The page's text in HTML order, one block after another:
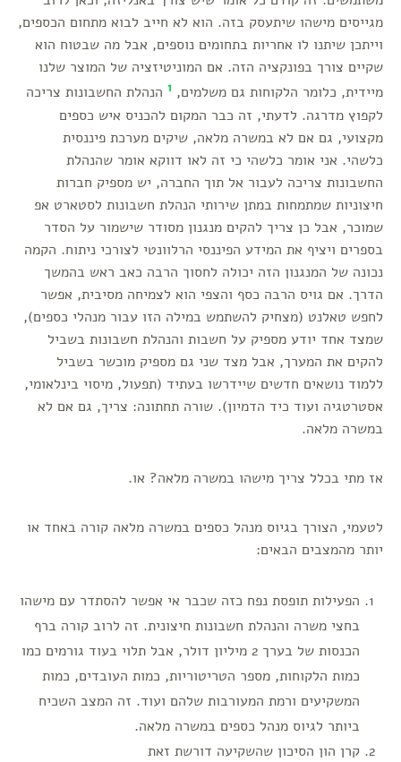
מגייסים מישהו שיתעסק בזה. הוא לא חייב לבוא מתחום הכספים,
וייתכן שיתנו לו אחריות בתחומים נוספים, אבל מה שבטוח הוא
שקיים צורך בפונקציה הזה. אם המוניטיזציה של המוצר שלנו
מיידית, כלומר הלקוחות גם משלמים, 1 הנהלת החשבונות צריכה
לקפוץ מדרגה. לדעתי, זה כבר המקום להכניס איש כספים
מקצועי, גם אם לא במשרה מלאה, שיקים מערכת פיננסית
כלשהי. אני אומר כלשהי כי זה לאו דווקא אומר שהנהלת
החשבונות צריכה לעבור אל תוך החברה, יש מספיק חברות
חיצוניות שמתמחות במתן שירותי הנהלת חשבונות לסטארט אפ
שמוכר, אבל כן צריך להקים מנגנון מסודר שישמור על הסדר
בספרים ויציף את המידע הפיננסי הרלוונטי לצורכי ניתוח. הקמה
נכונה של המנגנון הזה יכולה לחסוך הרבה כאב ראש בהמשך
הדרך. אם גויס הרבה כסף והצפי הוא לצמיחה מסיבית, אפשר
לחפש טאלנט (מצחיק להשתמש במילה הזו עבור מנהלי כספים),
שמצד אחד יודע מספיק על חשבות והנהלת חשבונות בשביל
להקים את המערך, אבל מצד שני גם מספיק מוכשר בשביל
ללמוד נושאים חדשים שיידרשו בעתיד (תפעול, מיסוי בינלאומי,
אסטרטגיה ועוד כיד הדמיון). שורה תחתונה: צריך, גם אם לא
במשרה מלאה.
אז מתי בכלל צריך מישהו במשרה מלאה? או.
לטעמי, הצורך בגיוס מנהל כספים במשרה מלאה קורה באחד או
יותר מהמצבים הבאים:
הפעילות תופסת נפח כזה שכבר אי אפשר להסתדר עם מישהו
בחצי משרה והנהלת חשבונות חיצונית. זה לרוב קורה ברף
הכנסות של בערך 2 מיליון דולר, אבל תלוי בעוד גורמים כמו
כמות הלקוחות, מספר הטריטוריות, כמות העובדים, כמות
המשקיעים ורמת המעורבות שלהם ועוד. זה המצב השכיח
ביותר לגיוס מנהל כספים במשרה מלאה.
קרן הון הסיכון שהשקיעה דורשת זאת